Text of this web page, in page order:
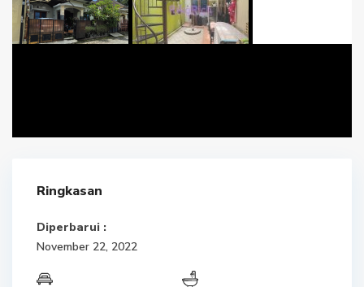
Ringkasan
Diperbarui :
November 22, 2022